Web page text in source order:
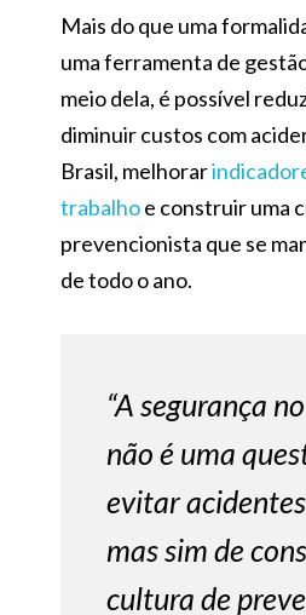
Mais do que uma
uma ferramenta de
meio dela, é possível
diminuir custos com
Brasil, melhorar
trabalhoe construir uma
prevencionista que se
de todo o ano.
“A segurança
não é uma
evitar
mas sim de
cultura de